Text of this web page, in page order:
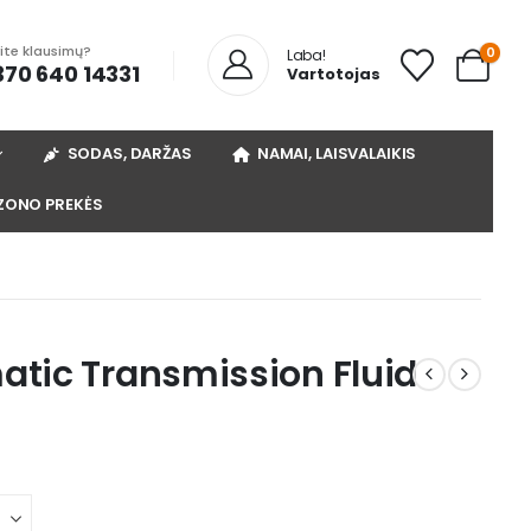
klausimų?
640 14331
Laba!
Vartotojas
0
SODAS, DARŽAS NAMAI, LAISVALAIKIS
PREKĖS
Transmission Fluid